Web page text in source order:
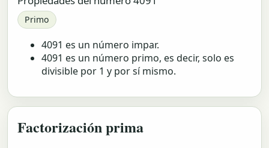
Primo
4091 es un número impar.
4091 es un número primo, es decir, solo es
divisible por 1 y por sí mismo.
Factorización prima